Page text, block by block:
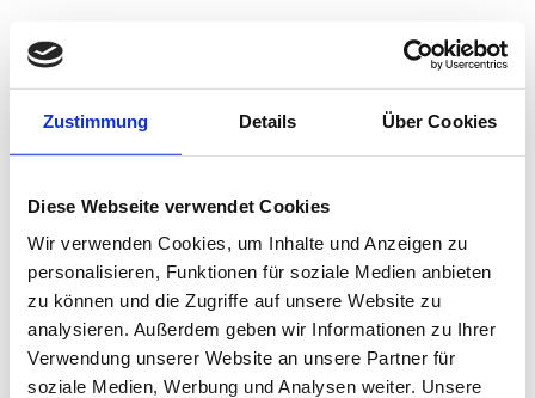
Zustimmung Details Über Cookies
Diese Webseite verwendet Cookies
Wir verwenden Cookies, um Inhalte und Anzeigen zu
personalisieren, Funktionen für soziale Medien anbieten
zu können und die Zugriffe auf unsere Website zu
analysieren. Außerdem geben wir Informationen zu Ihrer
Verwendung unserer Website an unsere Partner für
soziale Medien, Werbung und Analysen weiter. Unsere
Rechtssichere
Unfallgutachten
Kfz-Gutachter in Wiesbaden, Mainz und Frankfurt
Sie haben Fragen zu Ihrem Kfz-Schaden?
Zur Kostenlosen Beratung
Kontaktieren Sie mich!
nach oben